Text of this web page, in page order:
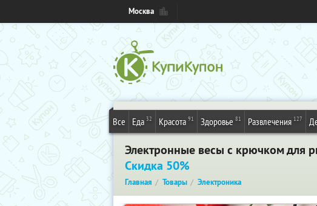
Москва
Все Еда 32 Красота 91 Здоровье 81 Развлечения 127
Электронные весы с крючком для
Скидка 50%
Главная Товары Электроника